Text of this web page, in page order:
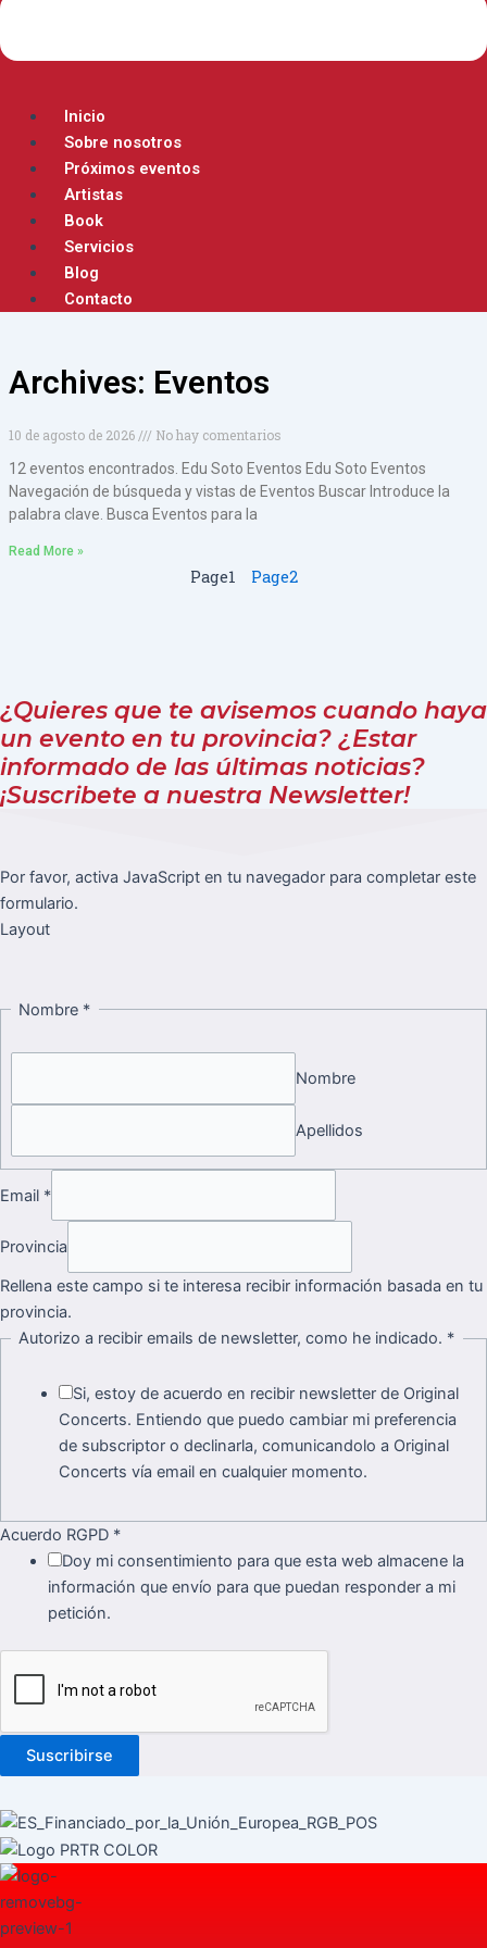
Inicio
Sobre nosotros
Próximos eventos
Artistas
Book
Servicios
Blog
Contacto
Archives: Eventos
10 de agosto de 2026
No hay comentarios
12 eventos encontrados. Edu Soto Eventos Edu Soto Eventos
Navegación de búsqueda y vistas de Eventos Buscar Introduce la
palabra clave. Busca Eventos para la
Read More »
Page1 Page2
¿Quieres que te avisemos cuando haya
un evento en tu provincia? ¿Estar
informado de las últimas noticias?
¡Suscribete a nuestra Newsletter!
Por favor, activa JavaScript en tu navegador para completar este
formulario.
Layout
Nombre *
Nombre
Apellidos
Email *
Provincia
Rellena este campo si te interesa recibir información basada en tu
provincia.
Autorizo a recibir emails de newsletter, como he indicado. *
Si, estoy de acuerdo en recibir newsletter de Original
Concerts. Entiendo que puedo cambiar mi preferencia
de subscriptor o declinarla, comunicandolo a Original
Concerts vía email en cualquier momento.
Acuerdo RGPD *
Doy mi consentimiento para que esta web almacene la
información que envío para que puedan responder a mi
petición.
Suscribirse